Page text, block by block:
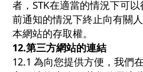
者，STK在適當的情況下可
前通知的情況下終止向有關
本網站的存取權。
12.第三方網站的連結
12.1 為向您提供方便，我們